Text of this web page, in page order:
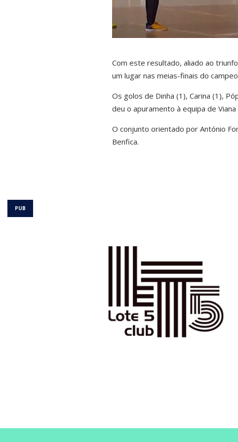
Com este resultado, aliado ao
um lugar nas meias-finais do
Os golos de Dinha (1), Carina (1),
deu o apuramento à equipa de Viana
O conjunto orientado por António
Benfica.